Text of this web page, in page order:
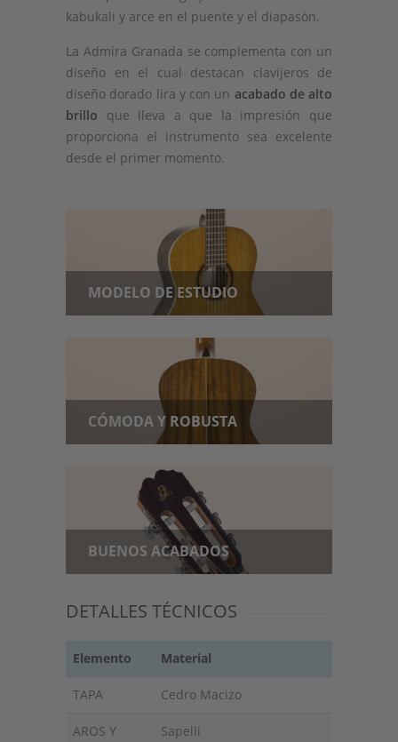
kabukali y arce en el puente y el diapasón.
La Admira Granada se complementa con un
diseño en el cual destacan clavijeros de
diseño dorado lira y con un acabado de alto
brillo que lleva a que la impresión que
proporciona el instrumento sea excelente
desde el primer momento.
MODELO DE ESTUDIO
CÓMODA Y ROBUSTA
BUENOS ACABADOS
DETALLES TÉCNICOS
Elemento Material
TAPA Cedro Macizo
AROS Y
Sapelli